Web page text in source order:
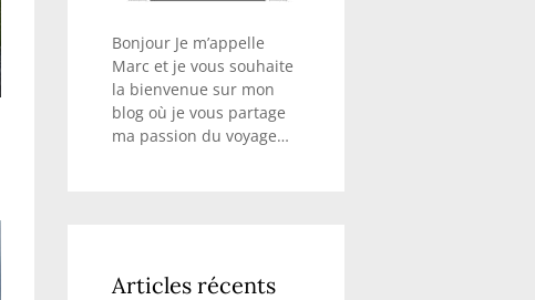
Bonjour Je m’appelle
Marc et je vous souhaite
la bienvenue sur mon
blog où je vous partage
ma passion du voyage…
Articles récents